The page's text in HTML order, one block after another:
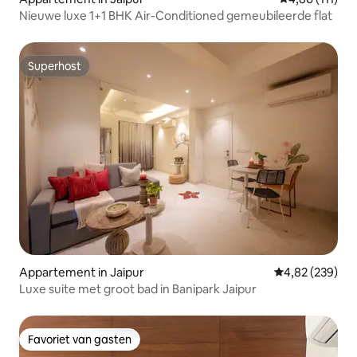
Nieuwe luxe 1+1 BHK Air-Conditioned gemeubileerde flat
Superhost
Superhost
Appartement in Jaipur Gemiddelde
4,82 (239)
Luxe suite met groot bad in Banipark Jaipur
Favoriet van gasten
Favoriet van gasten